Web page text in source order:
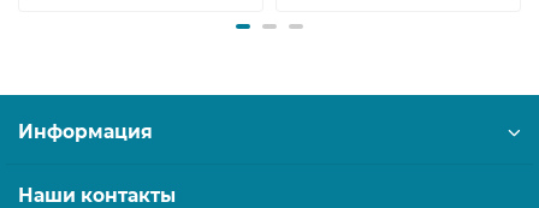
Информация
Наши контакты